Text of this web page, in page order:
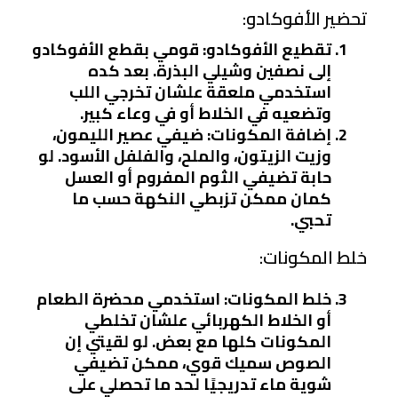
تحضير الأفوكادو:
تقطيع الأفوكادو: قومي بقطع الأفوكادو
إلى نصفين وشيلي البذرة. بعد كده
استخدمي ملعقة علشان تخرجي اللب
وتضعيه في الخلاط أو في وعاء كبير.
إضافة المكونات: ضيفي عصير الليمون،
وزيت الزيتون، والملح، والفلفل الأسود. لو
حابة تضيفي الثوم المفروم أو العسل
كمان ممكن تزبطي النكهة حسب ما
تحبي.
خلط المكونات:
خلط المكونات: استخدمي محضرة الطعام
أو الخلاط الكهربائي علشان تخلطي
المكونات كلها مع بعض. لو لقيتي إن
الصوص سميك قوي، ممكن تضيفي
شوية ماء تدريجيًا لحد ما تحصلي على